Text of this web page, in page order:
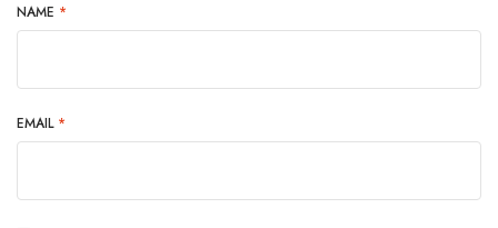
NAME *
EMAIL *